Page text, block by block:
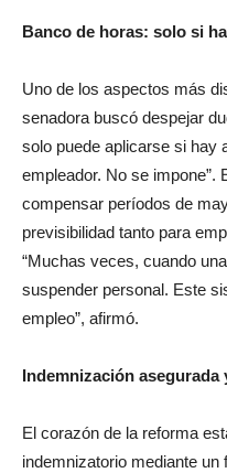
Banco de horas: solo si
Uno de los aspectos más
senadora buscó despejar
solo puede aplicarse si hay
empleador. No se impone”.
compensar períodos de
previsibilidad tanto para
“Muchas veces, cuando
suspender personal. Este
empleo”, afirmó.
Indemnización
El corazón de la reforma
indemnizatorio mediante un